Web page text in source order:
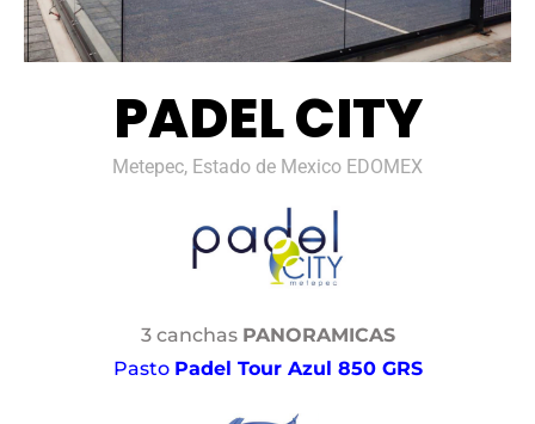
PADEL CITY
Metepec, Estado de Mexico EDOMEX
3 canchas PANORAMICAS
Pasto Padel Tour Azul 850 GRS